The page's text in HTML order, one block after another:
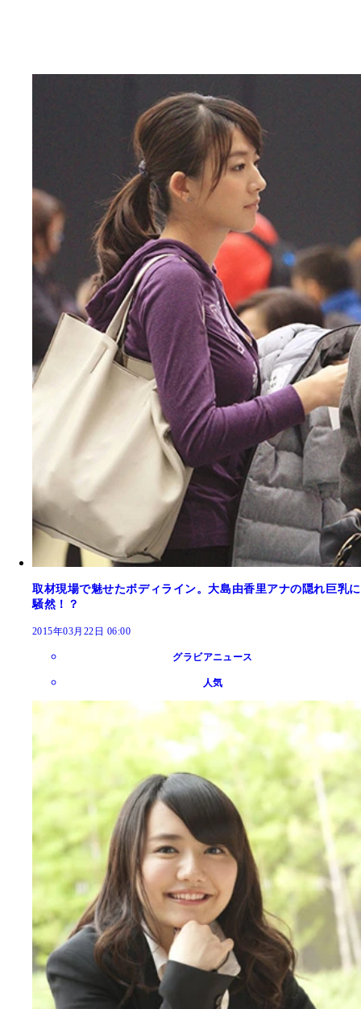
取材現場で魅せたボディライン。大島由香里アナの隠れ巨乳に
騒然！？
2015年03月22日 06:00
グラビアニュース
人気